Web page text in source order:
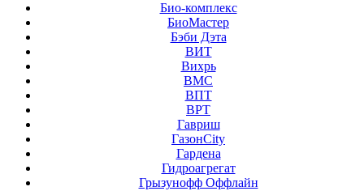
Био-комплекс
БиоМастер
Бэби Дэта
ВИТ
Вихрь
ВМС
ВПТ
ВРТ
Гавриш
ГазонCity
Гардена
Гидроагрегат
Грызунофф Оффлайн